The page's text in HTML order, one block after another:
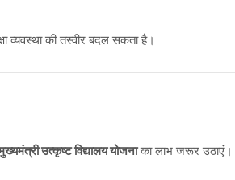
व्यवस्था की तस्वीर बदल सकता है।
उत्कृष्ट विद्यालय योजनाका लाभ जरूर उठाएं।